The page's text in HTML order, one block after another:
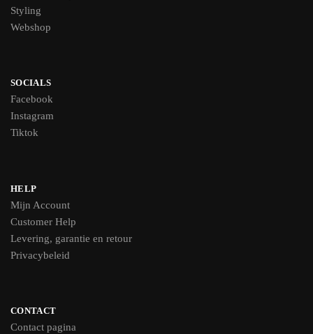
Styling
Webshop
SOCIALS
Facebook
Instagram
Tiktok
HELP
Mijn Account
Customer Help
Levering, garantie en retour
Privacybeleid
CONTACT
Contact pagina